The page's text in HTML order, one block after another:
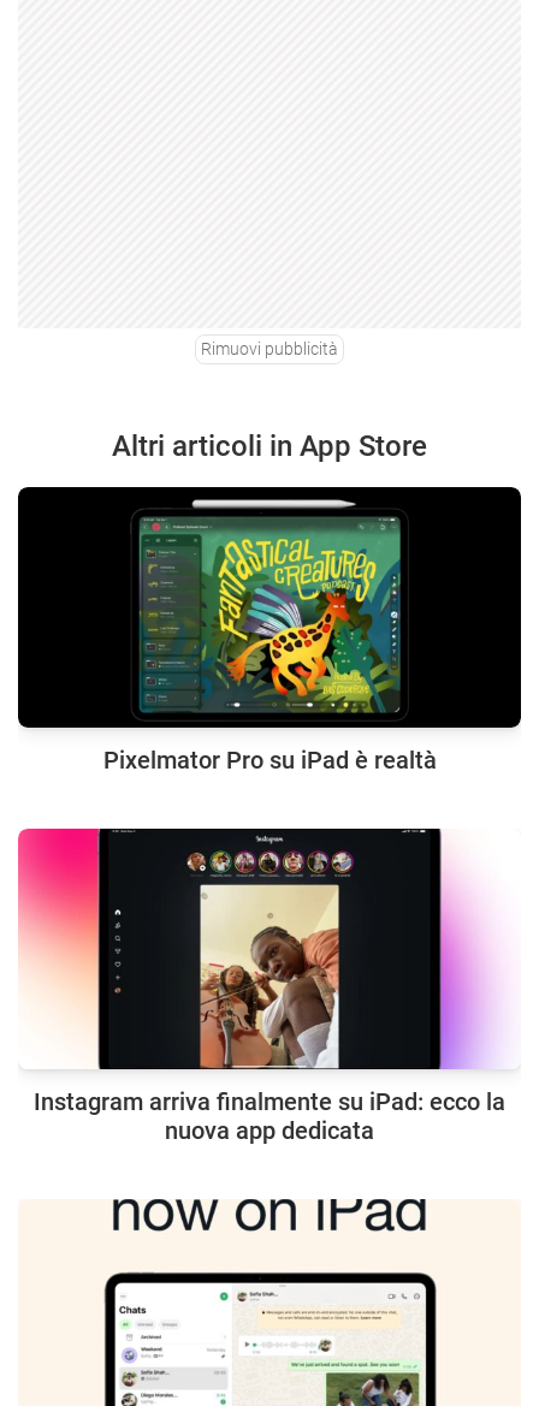
Rimuovi pubblicità
Altri articoli in App Store
Pixelmator Pro su iPad è realtà
Instagram arriva finalmente su iPad: ecco la
nuova app dedicata